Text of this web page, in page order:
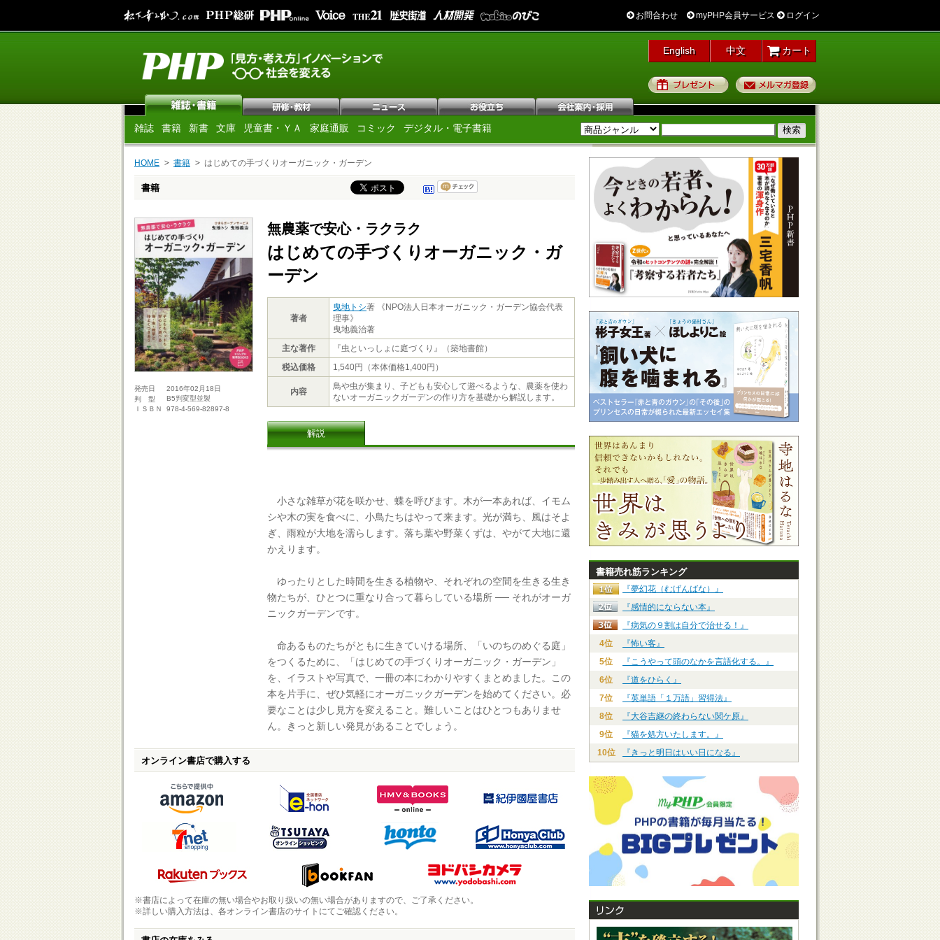
お問合わせ myPHP会員サービス ログイン
English 中文 カート
プレゼント
雑誌 書籍 新書 文庫 児童書・ＹＡ 家庭通販 コミック デジタル・電子書籍
HOME 書籍 はじめての手づくりオーガニック・ガーデン
書籍
発売日
2016年02月18日
判 型
B5判変型並製
ＩＳＢＮ
978-4-569-82897-8
無農薬で安心・ラクラク
はじめての手づくりオーガニック・ガ
ーデン
著者
曳地トシ著 《NPO法人日本オーガニック・ガーデン協会代表
理事》
曳地義治著
主な著作
『虫といっしょに庭づくり』（築地書館）
税込価格
1,540円（本体価格1,400円）
内容
鳥や虫が集まり、子どもも安心して遊べるような、農薬を使わ
ないオーガニックガーデンの作り方を基礎から解説します。
解説
小さな雑草が花を咲かせ、蝶を呼びます。木が一本あれば、イモム
シや木の実を食べに、小鳥たちはやって来ます。光が満ち、風はそよ
ぎ、雨粒が大地を濡らします。落ち葉や野菜くずは、やがて大地に還
かえります。
ゆったりとした時間を生きる植物や、それぞれの空間を生きる生き
物たちが、ひとつに重なり合って暮らしている場所 ── それがオーガ
ニックガーデンです。
命あるものたちがともに生きていける場所、「いのちのめぐる庭」
をつくるために、「はじめての手づくりオーガニック・ガーデン」
を、イラストや写真で、一冊の本にわかりやすくまとめました。この
本を片手に、ぜひ気軽にオーガニックガーデンを始めてください。必
要なことは少し見方を変えること。難しいことはひとつもありませ
ん。きっと新しい発見があることでしょう。
オンライン書店で購入する
※書店によって在庫の無い場合やお取り扱いの無い場合がありますので、ご了承ください。
※詳しい購入方法は、各オンライン書店のサイトにてご確認ください。
書籍売れ筋ランキング
『夢幻花（むげんばな）』
『感情的にならない本』
『病気の９割は自分で治せる！』
4位
『怖い客』
5位
『こうやって頭のなかを言語化する。』
6位
『道をひらく』
7位
『英単語「１万語」習得法』
8位
『大谷吉継の終わらない関ケ原』
9位
『猫を処方いたします。』
10位
『きっと明日はいい日になる』